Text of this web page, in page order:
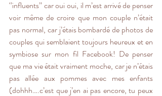
‘’influents’’ car oui oui, il m’est arrivé de penser
voir même de croire que mon couple n’était
pas normal, car j’étais bombardé de photos de
couples qui semblaient toujours heureux et en
symbiose sur mon fil Facebook! De penser
que ma vie était vraiment moche, car je n’étais
pas allée aux pommes avec mes enfants
(dohhh….c’est que j’en ai pas encore, tu peux